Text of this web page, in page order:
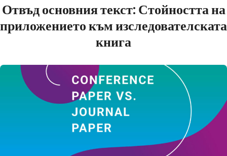
Отвъд основния текст: Стойността на
приложението към изследователската
книга